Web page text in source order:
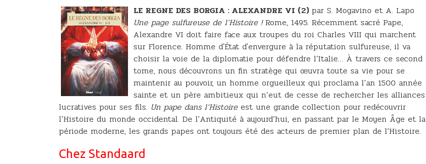
LE REGNE DES BORGIA : ALEXANDRE VI (2) par S. Mogavino et A. Lapo
Une page sulfureuse de l’Histoire !Rome, 1495. Récemment sacré Pape,
Alexandre VI doit faire face aux troupes du roi Charles VIII qui marchent
sur Florence. Homme d'État d'envergure à la réputation sulfureuse, il va
choisir la voie de la diplomatie pour défendre l’Italie… À travers ce second
tome, nous découvrons un fin stratège qui œuvra toute sa vie pour se
maintenir au pouvoir, un homme orgueilleux qui proclama l’an 1500 année
sainte et un père ambitieux qui n’eut de cesse de rechercher les alliances
lucratives pour ses fils. Un pape dans l’Histoire est une grande collection pour redécouvrir
l’Histoire du monde occidental. De l’Antiquité à aujourd’hui, en passant par le Moyen Âge et la
période moderne, les grands papes ont toujours été des acteurs de premier plan de l’Histoire.
Chez Standaard